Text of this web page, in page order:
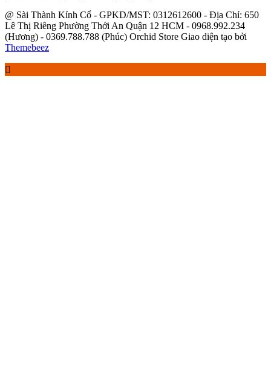
@ Sài Thành Kính Cổ - GPKD/MST: 0312612600 - Địa Chỉ: 650
Lê Thị Riêng Phường Thới An Quận 12 HCM - 0968.992.234
(Hương) - 0369.788.788 (Phúc) Orchid Store Giao diện tạo bởi
Themebeez